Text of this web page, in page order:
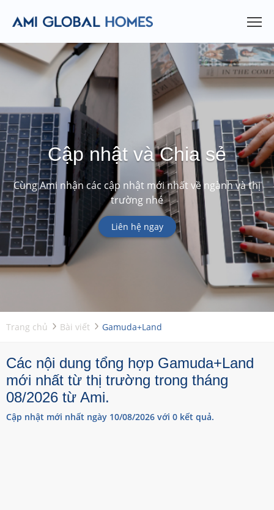
Cập nhật và Chia sẻ
Cùng Ami nhận các cập nhật mới nhất về ngành và thị
trường nhé
Liên hệ ngay
Trang chủ Bài viết Gamuda+Land
Các nội dung tổng hợp Gamuda+Land
mới nhất từ thị trường trong tháng
08/2026 từ Ami.
Cập nhật mới nhất ngày 10/08/2026 với 0 kết quả.